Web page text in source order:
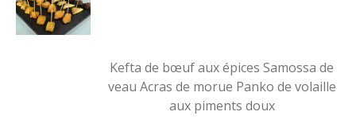
Kefta de bœuf aux épices Samossa de
veau Acras de morue Panko de volaille
aux piments doux